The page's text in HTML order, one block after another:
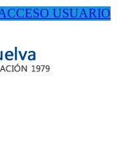
USUARIO